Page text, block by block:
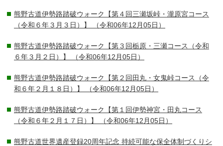
熊野古道伊勢路踏破ウォーク【第４回三瀬坂峠・瀧原宮コース
（令和６年３月３日）】
（令和06年12月05日）
熊野古道伊勢路踏破ウォーク【第３回栃原・三瀬コース（令和
６年３月２日）】
（令和06年12月05日）
熊野古道伊勢路踏破ウォーク【第２回田丸・女鬼峠コース（令
和６年２月１８日）】
（令和06年12月05日）
熊野古道伊勢路踏破ウォーク【第１回伊勢神宮・田丸コース
（令和６年２月１７日）】
（令和06年12月05日）
熊野古道世界遺産登録20周年記念 持続可能な保全体制づくりシ